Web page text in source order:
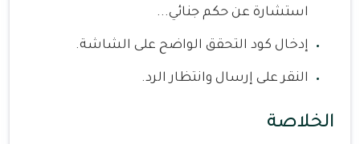
استشارة عن حكم جنائي...
إدخال كود التحقق الواضح على الشاشة.
النقر على إرسال وانتظار الرد.
الخلاصة